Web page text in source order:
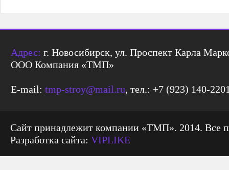
Адрес: г. Новосибирск, ул. Проспект Карла
ООО Компания «ТМП»
E-mail: tmp-stroy@mail.ru, тел.: +7 (923) 140-
Сайт принадлежит компании «ТМП». 2014. Все
Разработка сайта: VIPLIKE